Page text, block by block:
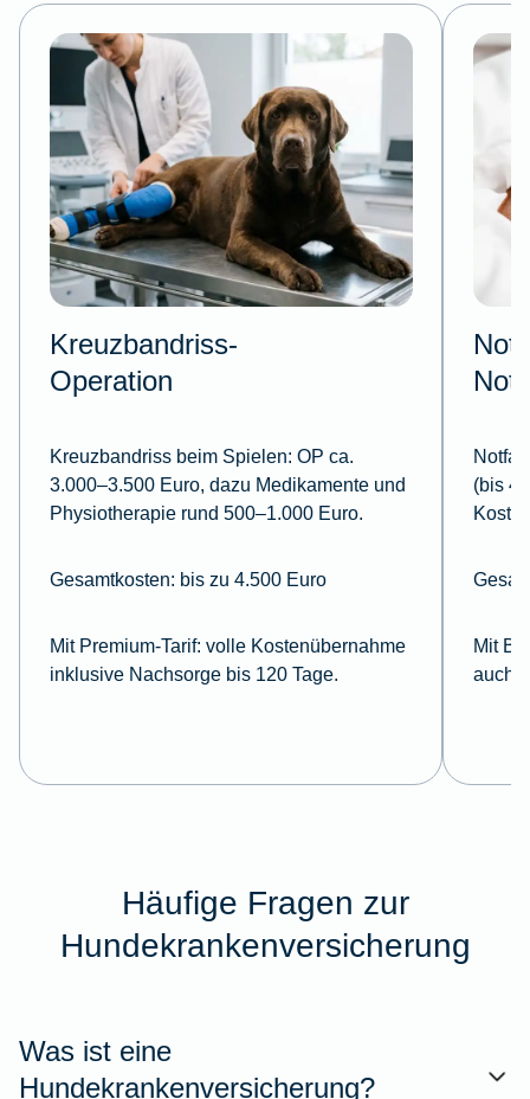
Kreuzbandriss-
Operation
Kreuzbandriss beim Spielen: OP ca.
3.000–3.500 Euro, dazu Medikamente und
Physiotherapie rund 500–1.000 Euro.
Gesamtkosten: bis zu 4.500 Euro
Mit Premium-Tarif: volle Kostenübernahme
inklusive Nachsorge bis 120 Tage.
(bis
Mit
auch
Häufige Fragen zur
Hundekrankenversicherung
Was ist eine
Hundekrankenversicherung?